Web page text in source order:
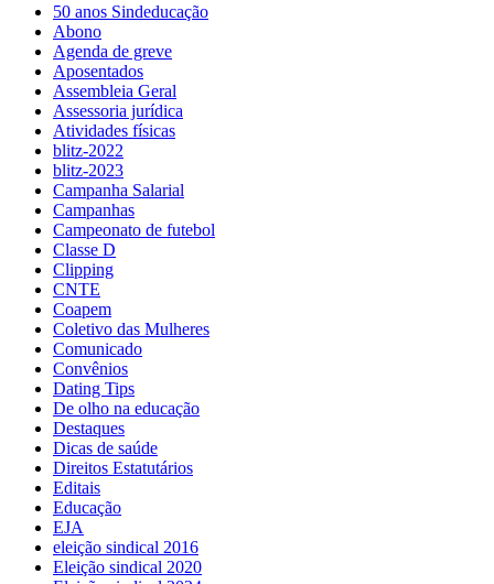
50 anos Sindeducação
Abono
Agenda de greve
Aposentados
Assembleia Geral
Assessoria jurídica
Atividades físicas
blitz-2022
blitz-2023
Campanha Salarial
Campanhas
Campeonato de futebol
Classe D
Clipping
CNTE
Coapem
Coletivo das Mulheres
Comunicado
Convênios
Dating Tips
De olho na educação
Destaques
Dicas de saúde
Direitos Estatutários
Editais
Educação
EJA
eleição sindical 2016
Eleição sindical 2020